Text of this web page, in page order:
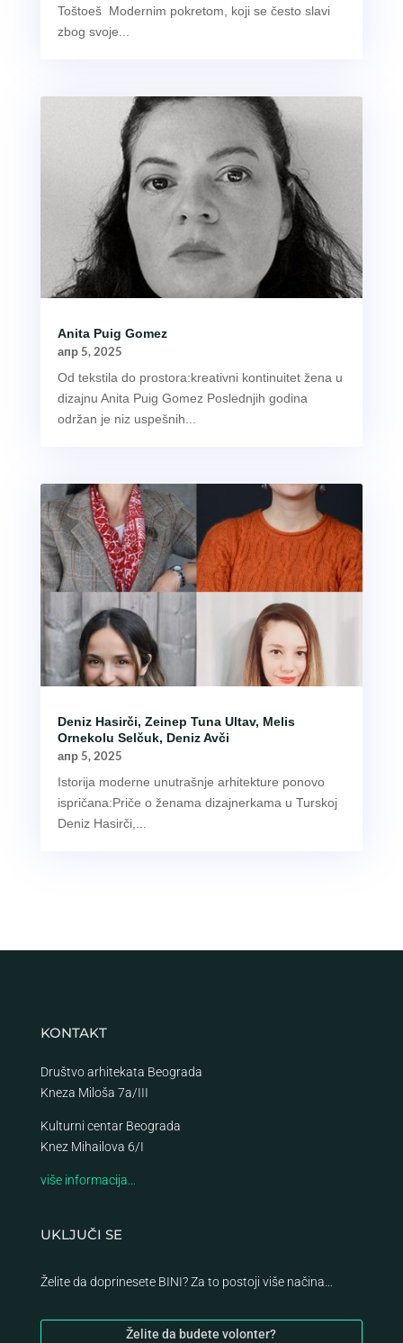
Toštoeš Modernim pokretom, koji se često slavi
zbog svoje...
Anita Puig Gomez
апр 5, 2025
Od tekstila do prostora:kreativni kontinuitet žena u
dizajnu Anita Puig Gomez Poslednjih godina
održan je niz uspešnih...
Deniz Hasirči, Zeinep Tuna Ultav, Melis
Ornekolu Selčuk, Deniz Avči
апр 5, 2025
Istorija moderne unutrašnje arhitekture ponovo
ispričana:Priče o ženama dizajnerkama u Turskoj
Deniz Hasirči,...
KONTAKT
Društvo arhitekata Beograda
Kneza Miloša 7a/III
Kulturni centar Beograda
Knez Mihailova 6/I
više informacija…
UKLJUČI SE
Želite da doprinesete BINI? Za to postoji više načina…
Želite da budete volonter?